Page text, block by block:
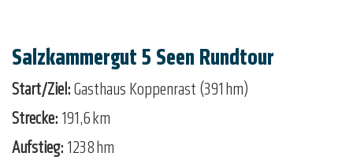
Salzkammergut 5 Seen Rundtour
Start/Ziel:Gasthaus Koppenrast (391 hm)
Strecke: 191,6 km
Aufstieg: 1238 hm